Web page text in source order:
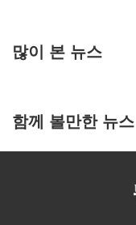
많이 본 뉴스
함께 볼만한 뉴스